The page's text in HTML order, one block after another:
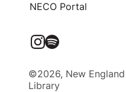
NECO Portal
©2026, New
Library